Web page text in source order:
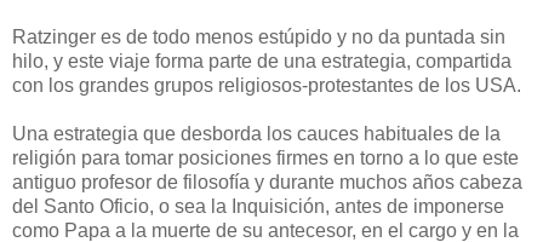
Ratzinger es de todo menos estúpido y no da puntada sin
hilo, y este viaje forma parte de una estrategia, compartida
con los grandes grupos religiosos-protestantes de los USA.
Una estrategia que desborda los cauces habituales de la
religión para tomar posiciones firmes en torno a lo que este
antiguo profesor de filosofía y durante muchos años cabeza
del Santo Oficio, o sea la Inquisición, antes de imponerse
como Papa a la muerte de su antecesor, en el cargo y en la